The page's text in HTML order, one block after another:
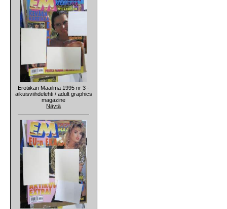
Erotiikan Maailma 1995 nr 3 -
aikuisviihdelehti / adult graphics
magazine
Näytä